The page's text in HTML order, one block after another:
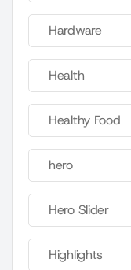
Hardware
Health
Healthy Food
hero
Hero Slider
Highlights